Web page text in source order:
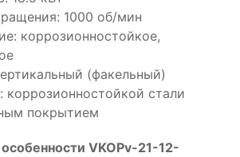
1000 об/мин
коррозионностойкое,
(факельный)
коррозионностойкой стали
покрытием
VKOPv-21-12-